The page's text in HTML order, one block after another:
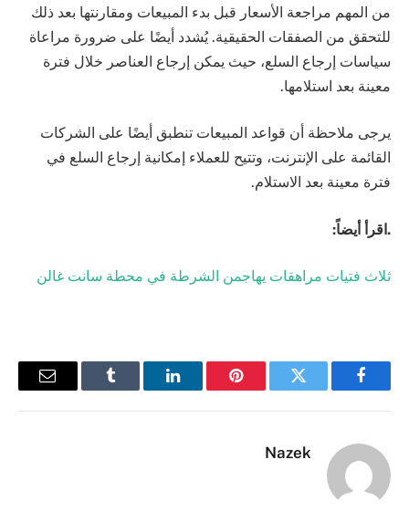
من المهم مراجعة الأسعار قبل بدء المبيعات ومقارنتها بعد ذلك
للتحقق من الصفقات الحقيقية. يُشدد أيضًا على ضرورة مراعاة
سياسات إرجاع السلع، حيث يمكن إرجاع العناصر خلال فترة
معينة بعد استلامها.
يرجى ملاحظة أن قواعد المبيعات تنطبق أيضًا على الشركات
القائمة على الإنترنت، وتتيح للعملاء إمكانية إرجاع السلع في
فترة معينة بعد الاستلام.
.اقرأ أيضاً:
ثلاث فتيات مراهقات يهاجمن الشرطة في محطة سانت غالن
فيسبوك تويتر بينتيريستلينكدإن Tumblr
البريد
Nazek